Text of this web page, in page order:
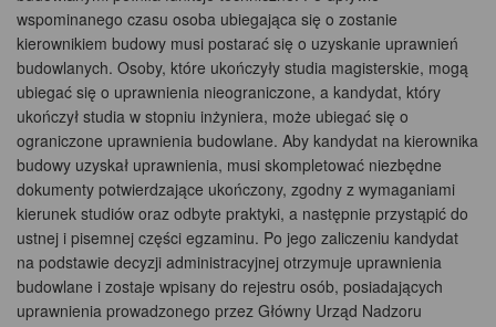
wspominanego czasu osoba ubiegająca się o zostanie
kierownikiem budowy musi postarać się o uzyskanie uprawnień
budowlanych. Osoby, które ukończyły studia magisterskie, mogą
ubiegać się o uprawnienia nieograniczone, a kandydat, który
ukończył studia w stopniu inżyniera, może ubiegać się o
ograniczone uprawnienia budowlane. Aby kandydat na kierownika
budowy uzyskał uprawnienia, musi skompletować niezbędne
dokumenty potwierdzające ukończony, zgodny z wymaganiami
kierunek studiów oraz odbyte praktyki, a następnie przystąpić do
ustnej i pisemnej części egzaminu. Po jego zaliczeniu kandydat
na podstawie decyzji administracyjnej otrzymuje uprawnienia
budowlane i zostaje wpisany do rejestru osób, posiadających
uprawnienia prowadzonego przez Główny Urząd Nadzoru